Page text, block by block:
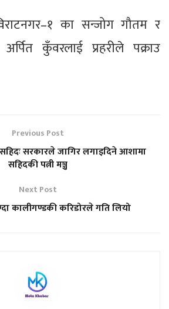
का सन्जोग गौतम र
कुँवरलाई प्रहरीले पक्राउ
Previous Post
सरकारले जागिर लगाइदिने आशामा
सहिदकी पत्नी मञ्जु
Next Post
कालीगण्डकी करिडोरले गति लियो